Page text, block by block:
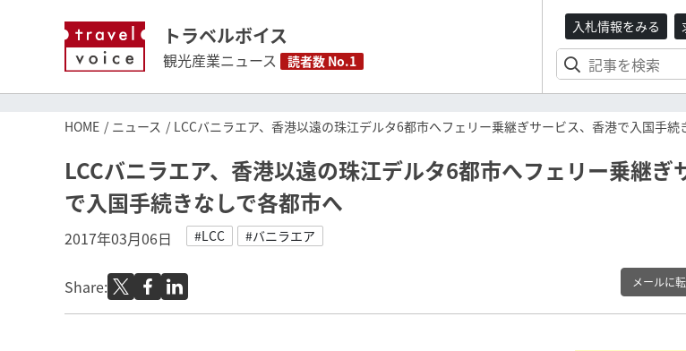
トラベルボイス
観光産業ニュース 読者数 No.1
入札情報をみる
HOME ニュース LCCバニラエア、香港以遠の珠江デルタ6都市へフェリー乗継ぎサービス、香港で入国手続
LCCバニラエア、香港以遠の珠江デルタ6都市へフェリー乗継ぎ
で入国手続きなしで各都市へ
2017年03月06日 #LCC #バニラエア
Share: メールに